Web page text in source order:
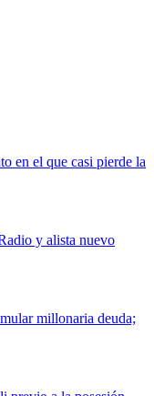
en el que casi pierde la
y alista nuevo
millonaria deuda;